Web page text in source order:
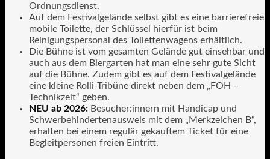
Ordnungsdienst.
Auf dem Festivalgelände selbst gibt es eine barrierefreie
mobile Toilette, der Schlüssel hierfür ist beim
Reinigungspersonal des Toilettenwagens erhältlich.
Die Bühne ist vom gesamten Gelände gut einsehbar und
auch aus dem Biergarten hat man eine sehr gute Sicht
auf die Bühne. Zudem gibt es auf dem Festivalgelände
eine kleine Rolli-Tribüne direkt neben dem „FOH –
Technikzelt“ geben.
NEU ab 2026: Besucher:innern mit Handicap und
Schwerbehindertenausweis mit dem „Merkzeichen B“,
erhalten bei einem regulär gekauftem Ticket für eine
Begleitpersonen freien Eintritt.